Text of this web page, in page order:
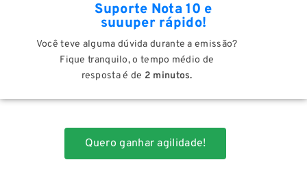
Suporte Nota 10 e
suuuper rápido!
Você teve alguma dúvida durante a emissão?
Fique tranquilo, o tempo médio de
resposta é de 2 minutos.
Quero ganhar agilidade!